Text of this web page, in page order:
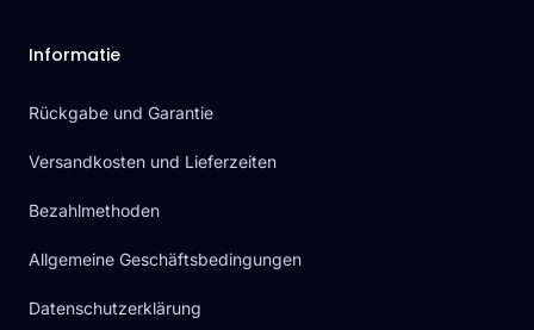
Informatie
Rückgabe und Garantie
Versandkosten und Lieferzeiten
Bezahlmethoden
Allgemeine Geschäftsbedingungen
Datenschutzerklärung